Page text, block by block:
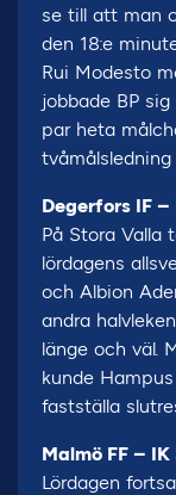
se till att man
den 18:e
Rui Modesto
jobbade BP
par heta
Degerfors IF
På Stora Valla
lördagens
och Albion
andra
länge och väl.
kunde
fastställa
Malmö FF –
Lördagen